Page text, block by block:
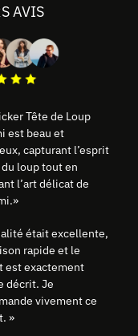
AVIS
Tête de Loup
est beau et
capturant l’esprit
loup tout en
l’art délicat de
était excellente,
rapide et le
est exactement
décrit. Je
vivement ce
»